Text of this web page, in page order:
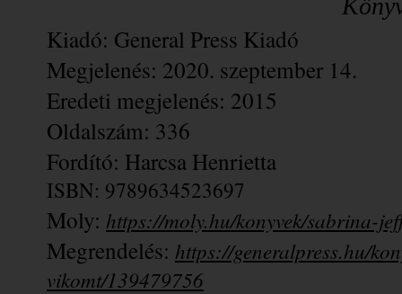
Kiadó: General Press Kiadó
Megjelenés: 2020. szeptember 14.
Eredeti megjelenés: 2015
Oldalszám: 336
Fordító: Harcsa Henrietta
ISBN: 9789634523697
Moly: https://moly.hu/konyvek/sabrina-
Megrendelés: https://generalpress.hu/
vikomt/139479756